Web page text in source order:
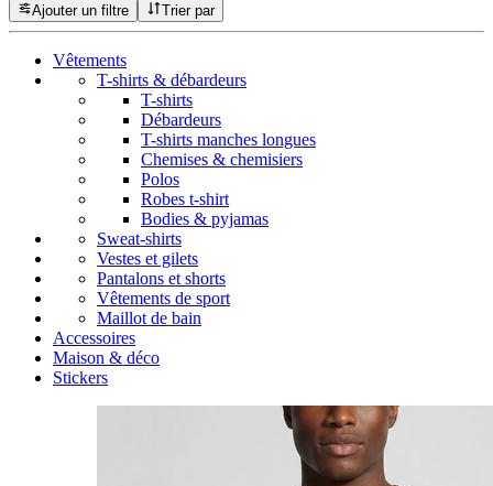
Ajouter un filtre
Trier par
Vêtements
T-shirts & débardeurs
T-shirts
Débardeurs
T-shirts manches longues
Chemises & chemisiers
Polos
Robes t-shirt
Bodies & pyjamas
Sweat-shirts
Vestes et gilets
Pantalons et shorts
Vêtements de sport
Maillot de bain
Accessoires
Maison & déco
Stickers